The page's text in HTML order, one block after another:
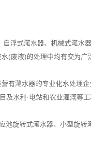
浮式滗水器、机械式滗水
(废液)的处理中均有交为广
滗水器的专业化水处理企
及水利·电站和农业灌溉等工
旋转式滗水器、小型旋转